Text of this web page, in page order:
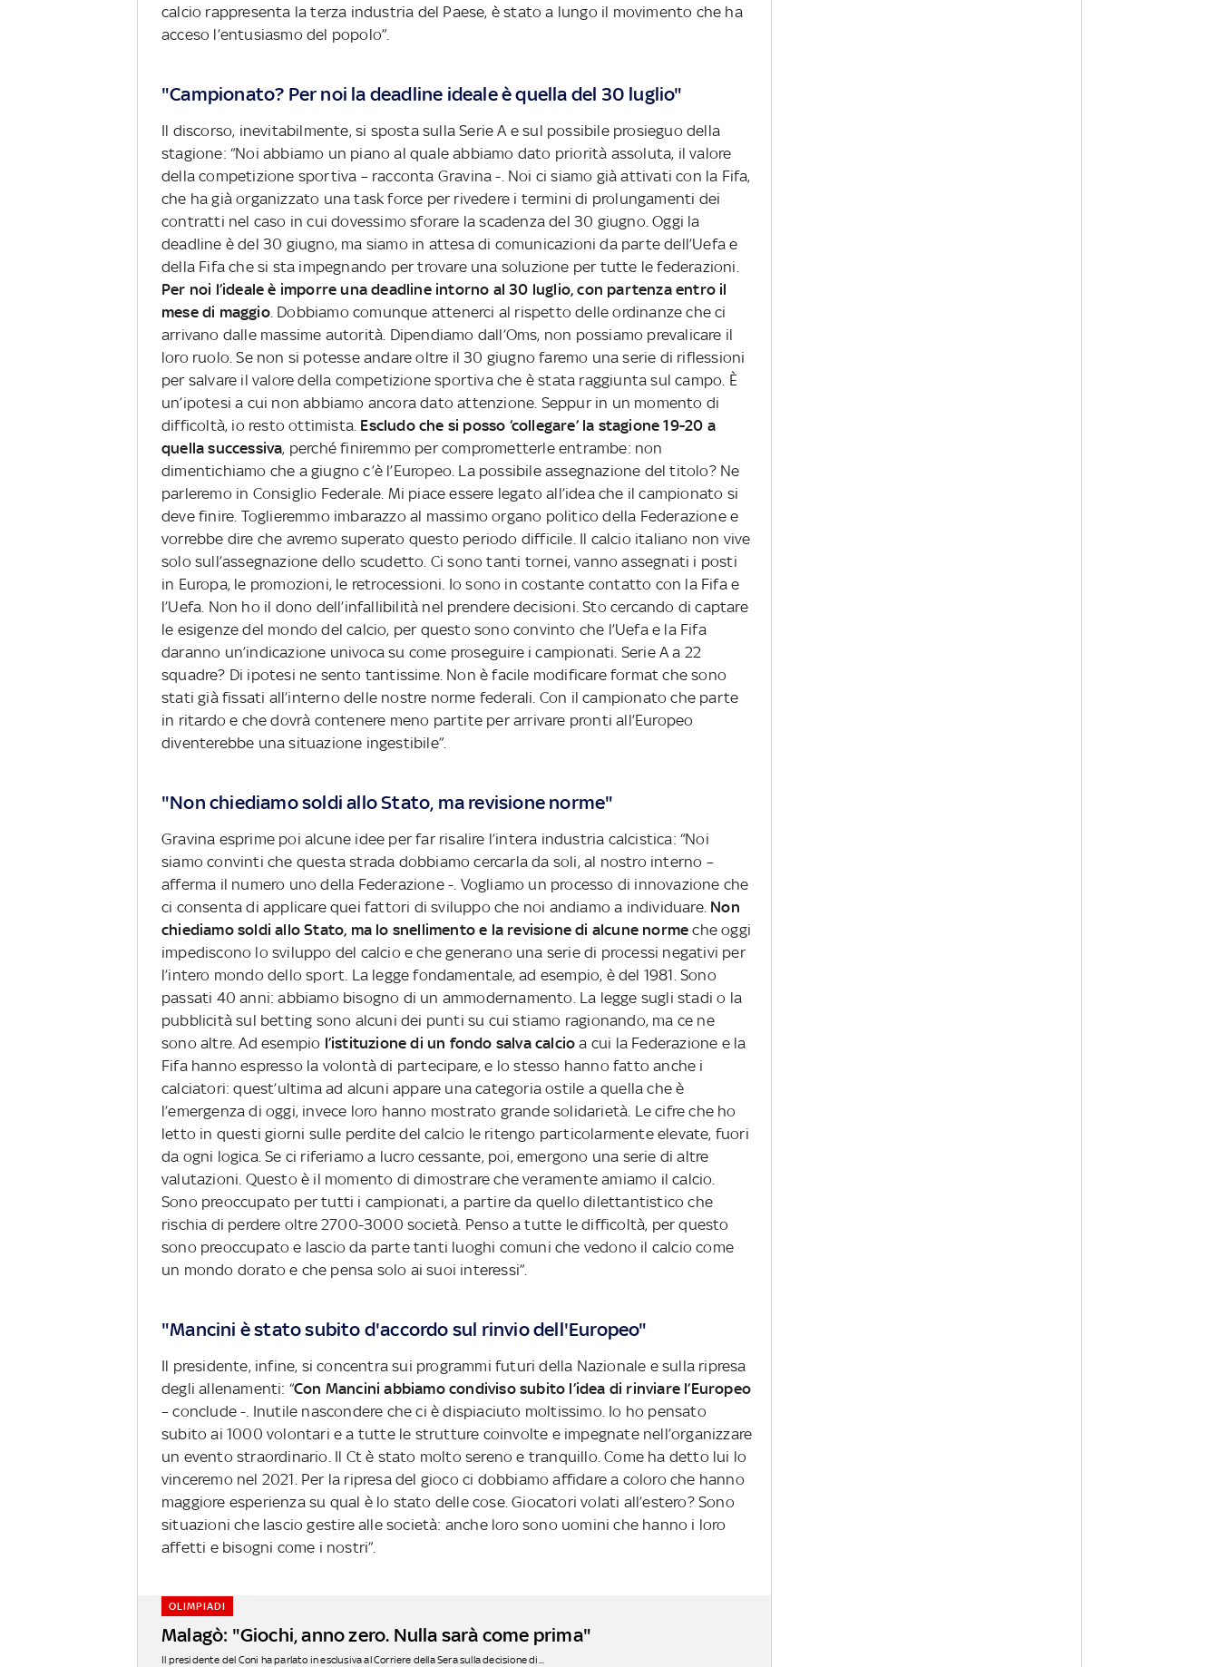
calcio rappresenta la terza industria del Paese, è stato a lungo il movimento che ha
acceso l’entusiasmo del popolo”.
"Campionato? Per noi la deadline ideale è quella del 30 luglio"
Il discorso, inevitabilmente, si sposta sulla Serie A e sul possibile prosieguo della
stagione: “Noi abbiamo un piano al quale abbiamo dato priorità assoluta, il valore
della competizione sportiva – racconta Gravina -. Noi ci siamo già attivati con la Fifa,
che ha già organizzato una task force per rivedere i termini di prolungamenti dei
contratti nel caso in cui dovessimo sforare la scadenza del 30 giugno. Oggi la
deadline è del 30 giugno, ma siamo in attesa di comunicazioni da parte dell’Uefa e
della Fifa che si sta impegnando per trovare una soluzione per tutte le federazioni.
Per noi l’ideale è imporre una deadline intorno al 30 luglio, con partenza entro il
mese di maggio. Dobbiamo comunque attenerci al rispetto delle ordinanze che ci
arrivano dalle massime autorità. Dipendiamo dall’Oms, non possiamo prevalicare il
loro ruolo. Se non si potesse andare oltre il 30 giugno faremo una serie di riflessioni
per salvare il valore della competizione sportiva che è stata raggiunta sul campo. È
un’ipotesi a cui non abbiamo ancora dato attenzione. Seppur in un momento di
difficoltà, io resto ottimista. Escludo che si posso ‘collegare’ la stagione 19-20 a
quella successiva, perché finiremmo per comprometterle entrambe: non
dimentichiamo che a giugno c’è l’Europeo. La possibile assegnazione del titolo? Ne
parleremo in Consiglio Federale. Mi piace essere legato all’idea che il campionato si
deve finire. Toglieremmo imbarazzo al massimo organo politico della Federazione e
vorrebbe dire che avremo superato questo periodo difficile. Il calcio italiano non vive
solo sull’assegnazione dello scudetto. Ci sono tanti tornei, vanno assegnati i posti
in Europa, le promozioni, le retrocessioni. Io sono in costante contatto con la Fifa e
l’Uefa. Non ho il dono dell’infallibilità nel prendere decisioni. Sto cercando di captare
le esigenze del mondo del calcio, per questo sono convinto che l’Uefa e la Fifa
daranno un’indicazione univoca su come proseguire i campionati. Serie A a 22
squadre? Di ipotesi ne sento tantissime. Non è facile modificare format che sono
stati già fissati all’interno delle nostre norme federali. Con il campionato che parte
in ritardo e che dovrà contenere meno partite per arrivare pronti all’Europeo
diventerebbe una situazione ingestibile”.
"Non chiediamo soldi allo Stato, ma revisione norme"
Gravina esprime poi alcune idee per far risalire l’intera industria calcistica: “Noi
siamo convinti che questa strada dobbiamo cercarla da soli, al nostro interno –
afferma il numero uno della Federazione -. Vogliamo un processo di innovazione che
ci consenta di applicare quei fattori di sviluppo che noi andiamo a individuare. Non
chiediamo soldi allo Stato, ma lo snellimento e la revisione di alcune norme che oggi
impediscono lo sviluppo del calcio e che generano una serie di processi negativi per
l’intero mondo dello sport. La legge fondamentale, ad esempio, è del 1981. Sono
passati 40 anni: abbiamo bisogno di un ammodernamento. La legge sugli stadi o la
pubblicità sul betting sono alcuni dei punti su cui stiamo ragionando, ma ce ne
sono altre. Ad esempio l’istituzione di un fondo salva calcio a cui la Federazione e la
Fifa hanno espresso la volontà di partecipare, e lo stesso hanno fatto anche i
calciatori: quest’ultima ad alcuni appare una categoria ostile a quella che è
l’emergenza di oggi, invece loro hanno mostrato grande solidarietà. Le cifre che ho
letto in questi giorni sulle perdite del calcio le ritengo particolarmente elevate, fuori
da ogni logica. Se ci riferiamo a lucro cessante, poi, emergono una serie di altre
valutazioni. Questo è il momento di dimostrare che veramente amiamo il calcio.
Sono preoccupato per tutti i campionati, a partire da quello dilettantistico che
rischia di perdere oltre 2700-3000 società. Penso a tutte le difficoltà, per questo
sono preoccupato e lascio da parte tanti luoghi comuni che vedono il calcio come
un mondo dorato e che pensa solo ai suoi interessi”.
"Mancini è stato subito d'accordo sul rinvio dell'Europeo"
Il presidente, infine, si concentra sui programmi futuri della Nazionale e sulla ripresa
degli allenamenti: “Con Mancini abbiamo condiviso subito l’idea di rinviare l’Europeo
– conclude -. Inutile nascondere che ci è dispiaciuto moltissimo. Io ho pensato
subito ai 1000 volontari e a tutte le strutture coinvolte e impegnate nell’organizzare
un evento straordinario. Il Ct è stato molto sereno e tranquillo. Come ha detto lui lo
vinceremo nel 2021. Per la ripresa del gioco ci dobbiamo affidare a coloro che hanno
maggiore esperienza su qual è lo stato delle cose. Giocatori volati all’estero? Sono
situazioni che lascio gestire alle società: anche loro sono uomini che hanno i loro
affetti e bisogni come i nostri”.
Malagò: "Giochi, anno zero. Nulla sarà come prima"
OLIMPIADI
Il presidente del Coni ha parlato in esclusiva al Corriere della Sera sulla decisione di...